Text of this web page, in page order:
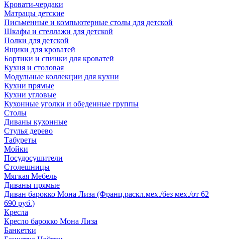
Кровати-чердаки
Матрацы детские
Письменные и компьютерные столы для детской
Шкафы и стеллажи для детской
Полки для детской
Ящики для кроватей
Бортики и спинки для кроватей
Кухня и столовая
Модульные коллекции для кухни
Кухни прямые
Кухни угловые
Кухонные уголки и обеденные группы
Столы
Диваны кухонные
Стулья дерево
Табуреты
Мойки
Посудосушители
Столешницы
Мягкая Мебель
Диваны прямые
Диван барокко Мона Лиза (Франц.раскл.мех./без мех./от 62
690 руб.)
Кресла
Кресло барокко Мона Лиза
Банкетки